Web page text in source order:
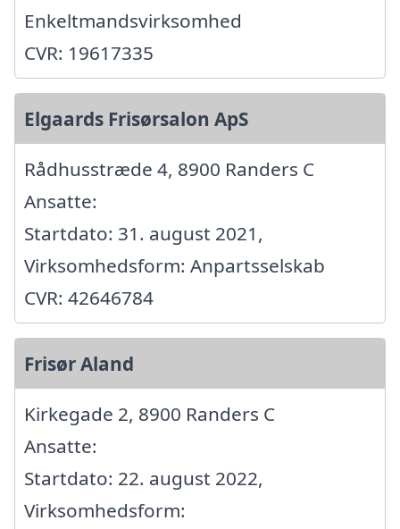
Enkeltmandsvirksomhed
CVR: 19617335
Elgaards Frisørsalon ApS
Rådhusstræde 4, 8900 Randers C
Ansatte:
Startdato: 31. august 2021,
Virksomhedsform: Anpartsselskab
CVR: 42646784
Frisør Aland
Kirkegade 2, 8900 Randers C
Ansatte:
Startdato: 22. august 2022,
Virksomhedsform: